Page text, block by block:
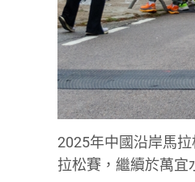
2025年中國沿岸馬
拉松賽，繼續於萬宜